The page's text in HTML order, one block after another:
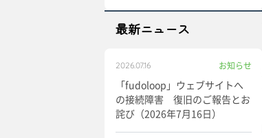
最新ニュース
2026.07.16 お知らせ
「fudoloop」ウェブサイトへ
の接続障害 復旧のご報告とお
詫び（2026年7月16日）